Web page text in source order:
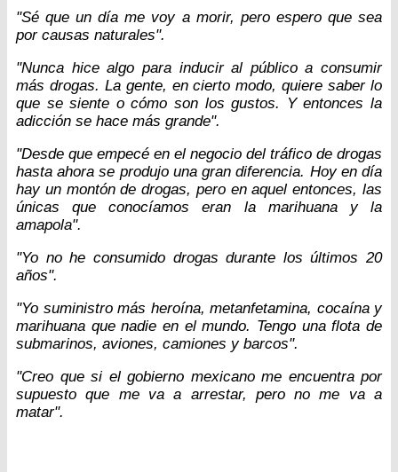
"Sé que un día me voy a morir, pero espero que sea
por causas naturales".
"Nunca hice algo para inducir al público a consumir
más drogas. La gente, en cierto modo, quiere saber lo
que se siente o cómo son los gustos. Y entonces la
adicción se hace más grande".
"Desde que empecé en el negocio del tráfico de drogas
hasta ahora se produjo una gran diferencia. Hoy en día
hay un montón de drogas, pero en aquel entonces, las
únicas que conocíamos eran la marihuana y la
amapola".
"Yo no he consumido drogas durante los últimos 20
años".
"Yo suministro más heroína, metanfetamina, cocaína y
marihuana que nadie en el mundo. Tengo una flota de
submarinos, aviones, camiones y barcos".
"Creo que si el gobierno mexicano me encuentra por
supuesto que me va a arrestar, pero no me va a
matar".